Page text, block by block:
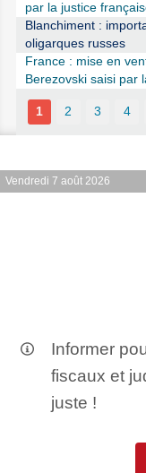
par la justice
Blanchiment :
oligarques russes
France : mise en
Berezovski saisi par
1 2 3 4
Vendredi 7 août 2026
Informer
fiscaux et
juste !